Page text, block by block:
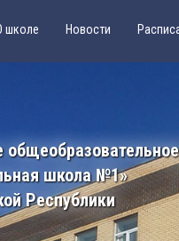
школе Новости
школа №1»
Республики